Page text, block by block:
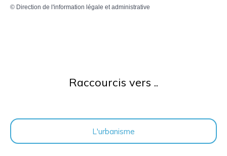
© Direction de l'information légale et administrative
Raccourcis vers ..
L'urbanisme